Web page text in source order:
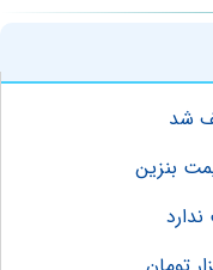
شد
بنزین